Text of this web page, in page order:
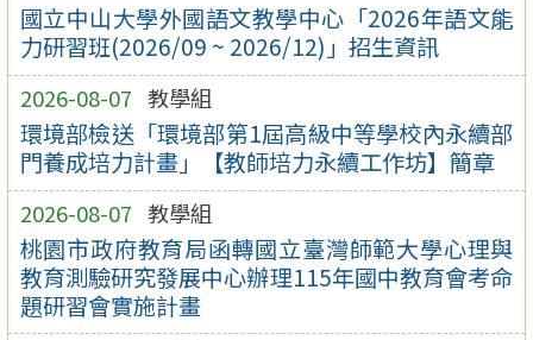
國立中山大學外國語文教學中心「2026年語文能
力研習班(2026/09 ~ 2026/12)」招生資訊
2026-08-07 教學組
環境部檢送「環境部第1屆高級中等學校內永續部
門養成培力計畫」【教師培力永續工作坊】簡章
2026-08-07 教學組
桃園市政府教育局函轉國立臺灣師範大學心理與
教育測驗研究發展中心辦理115年國中教育會考命
題研習會實施計畫